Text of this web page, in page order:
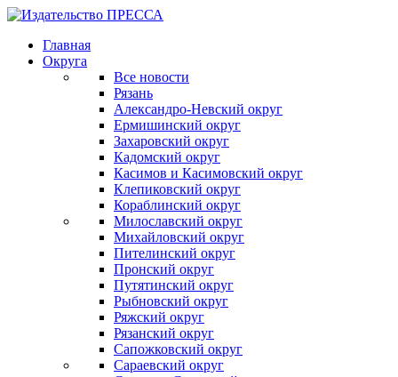
Главная
Округа
Все новости
Рязань
Александро-Невский округ
Ермишинский округ
Захаровский округ
Кадомский округ
Касимов и Касимовский округ
Клепиковский округ
Кораблинский округ
Милославский округ
Михайловский округ
Пителинский округ
Пронский округ
Путятинский округ
Рыбновский округ
Ряжский округ
Рязанский округ
Сапожковский округ
Сараевский округ